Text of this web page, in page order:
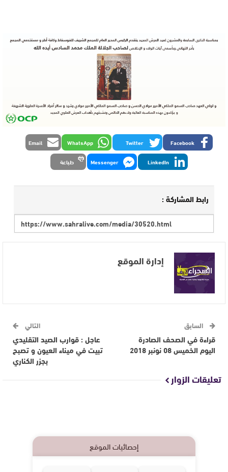
Facebook
Twitter
WhatsApp
Email
LinkedIn
Messenger طباعة
رابط المشاركة :
إدارة الموقع
السابق
قراءة في الصحف الصادرة
اليوم الخميس 08 نونبر 2018
التالي
عاجل : قوارب الصيد التقليدي
تبيت في ميناء العيون و تصبح
بجزر الكناري
تعليقات الزوار
إحصائيات الموقع